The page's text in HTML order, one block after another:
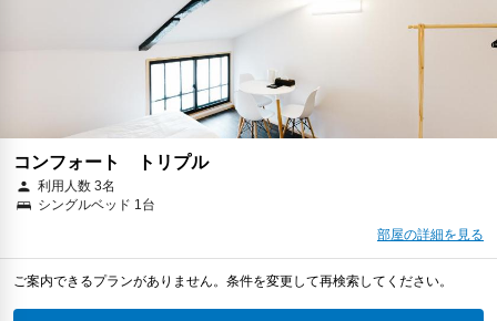
コンフォート トリプル
利用人数 3名
シングルベッド 1台
部屋の詳細を見る
ご案内できるプランがありません。条件を変更して再検索してください。